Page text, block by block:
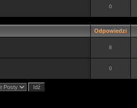
0
Odpowiedzi
8
0